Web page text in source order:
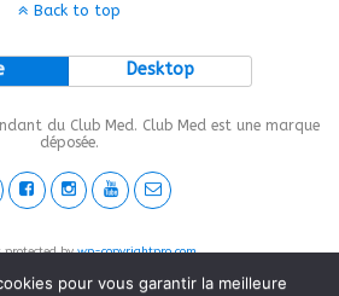
Back to top
Desktop
du Club Med. Club Med est une marque
déposée.
protected bywp-copyrightpro.com
pour vous garantir la meilleure